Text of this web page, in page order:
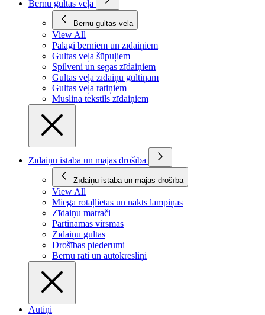
Bērnu gultas veļa
Bērnu gultas veļa
View All
Palagi bērniem un zīdaiņiem
Gultas veļa šūpuļiem
Spilveni un segas zīdaiņiem
Gultas veļa zīdaiņu gultiņām
Gultas veļa ratiņiem
Muslina tekstils zīdaiņiem
Zīdaiņu istaba un mājas drošība
Zīdaiņu istaba un mājas drošība
View All
Miega rotaļlietas un nakts lampiņas
Zīdaiņu matrači
Pārtināmās virsmas
Zīdaiņu gultas
Drošības piederumi
Bērnu rati un autokrēsliņi
Autiņi